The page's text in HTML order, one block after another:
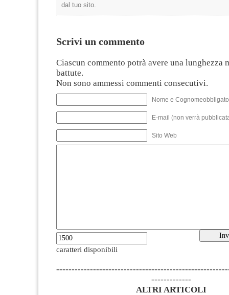
dal tuo sito.
Scrivi un commento
Ciascun commento potrà avere una lunghezza
battute.
Non sono ammessi commenti consecutivi.
Nome e
E-mail (non verrà
Sito Web
caratteri disponibili
-------------
ALTRI ARTICOLI